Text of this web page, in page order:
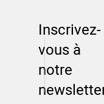
Inscrivez-
vous à
notre